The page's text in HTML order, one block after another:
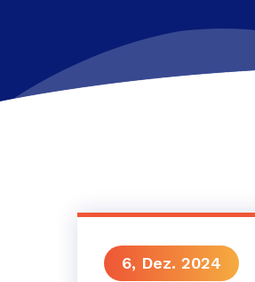
6, Dez. 2024